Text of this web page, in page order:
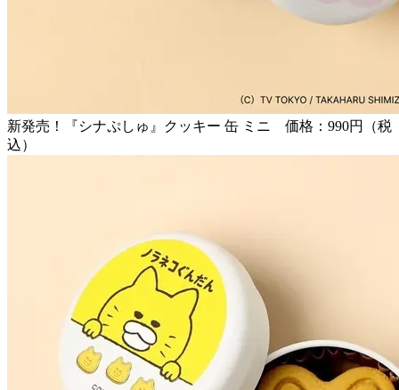
新発売！『シナぷしゅ』クッキー 缶 ミニ 価格：990円（税
込）